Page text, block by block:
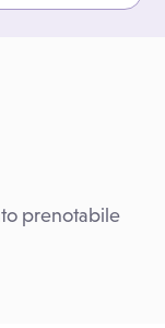
prenotabile